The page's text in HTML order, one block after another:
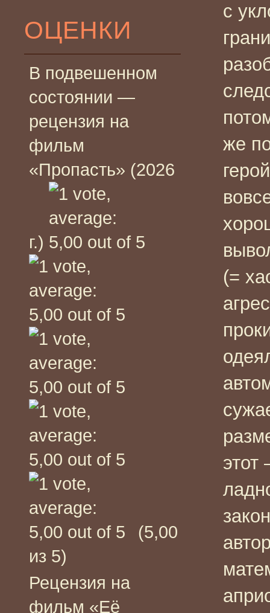
ОЦЕНКИ
В подвешенном
состоянии —
рецензия на
фильм
«Пропасть» (2026
г.)
(5,00
из 5)
Рецензия на
фильм «Её
с
пот
же
(=
этот